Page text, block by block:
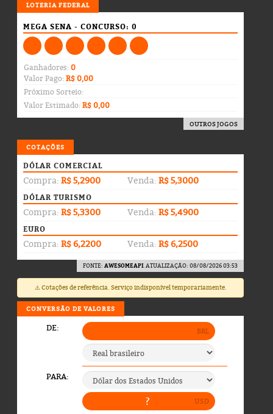
LOTERIA
MEGA SENA - CONCURSO: 0
LOTERIA FEDERAL
Ganhadores:0
Valor Pago:R$ 0,00
Próximo Sorteio:
Valor Estimado:R$ 0,00
OUTROS JOGOS
COTAÇÕES
DÓLAR COMERCIAL
Compra: R$ 5,2900 Venda: R$ 5,3000
DÓLAR TURISMO
Compra: R$ 5,3300 Venda: R$ 5,4900
EURO
Compra: R$ 6,2200 Venda: R$ 6,2500
FONTE: AWESOMEAPI. ATUALIZAÇÃO: 08/08/2026 03:53
⚠️ Cotações de referência. Serviço indisponível temporariamente.
CONVERSÃO DE VALORES